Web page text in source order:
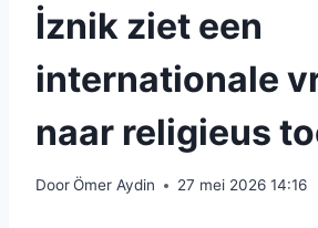
İznik ziet een
internationale
naar religieus
DoorÖmer Aydin 27 mei 2026 14:16